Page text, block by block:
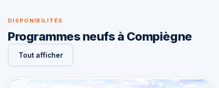
DISPONIBILITÉS
Programmes neufs à Compiègne
Tout afficher